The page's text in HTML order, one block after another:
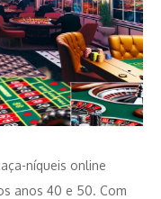
níqueis online
anos 40 e 50. Com